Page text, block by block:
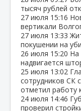
тысяч рублей
27 июля 15:16
вертикали
27 июля 13:33
покушении на
26 июля 15:20 На
надвигается
25 июля 13:02
сотрудников СК
отметил работу
24 июля 14:46
проверил